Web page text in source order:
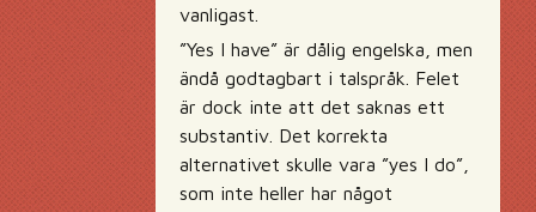
vanligast.
”Yes I have” är dålig engelska, men
ändå godtagbart i talspråk. Felet
är dock inte att det saknas ett
substantiv. Det korrekta
alternativet skulle vara ”yes I do”,
som inte heller har något